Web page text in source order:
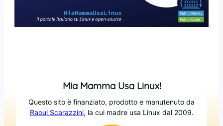
Mia Mamma Usa Linux!
Questo sito è finanziato, prodotto e manutenuto da
Raoul Scarazzini, la cui madre usa Linux dal 2009.